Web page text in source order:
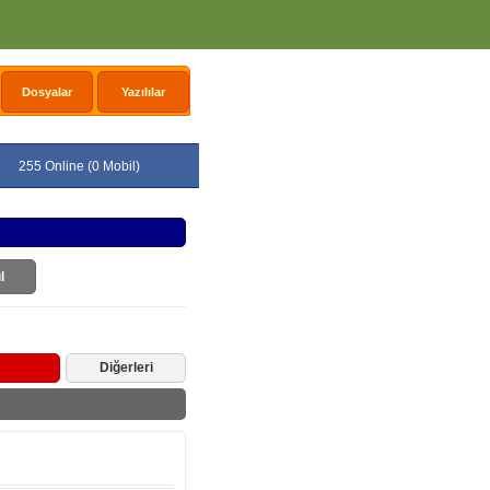
Dosyalar Yazılılar
255 Online (0 Mobil)
Diğerleri